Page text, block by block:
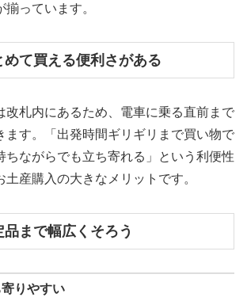
っています。
て買える便利さがある
改札内にあるため、電車に乗る直前まで
ます。「出発時間ギリギリまで買い物で
ちながらでも立ち寄れる」という利便性
土産購入の大きなメリットです。
まで幅広くそろう
りやすい